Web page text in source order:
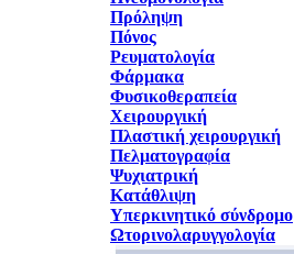
Πρόληψη
Πόνος
Ρευματολογία
Φάρμακα
Φυσικοθεραπεία
Χειρουργική
Πλαστική χειρουργική
Πελματογραφία
Ψυχιατρική
Κατάθλιψη
Υπερκινητικό σύνδρομο
Ωτορινολαρυγγολογία